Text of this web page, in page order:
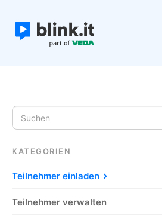
KATEGORIEN
Teilnehmer einladen
Teilnehmer verwalten